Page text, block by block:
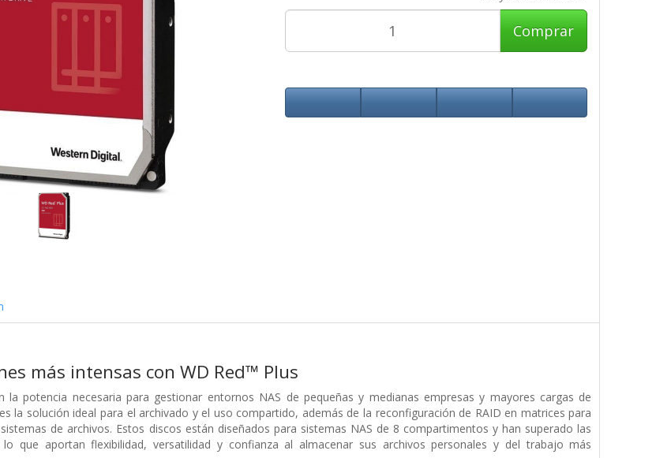
Comprar
más intensas con WD Red™ Plus
la potencia necesaria para gestionar entornos NAS de pequeñas y medianas empresas y mayores cargas de
la solución ideal para el archivado y el uso compartido, además de la reconfiguración de RAID en matrices para
de archivos. Estos discos están diseñados para sistemas NAS de 8 compartimentos y han superado las
que aportan flexibilidad, versatilidad y confianza al almacenar sus archivos personales y del trabajo más